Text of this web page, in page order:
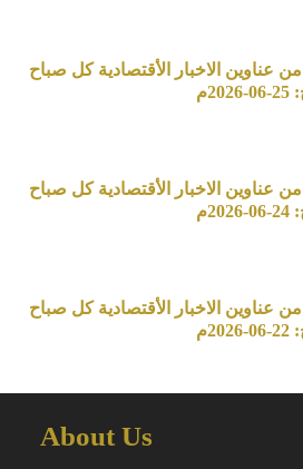
عناوين الاخبار الأقتصادية كل صباح
عناوين الاخبار الأقتصادية كل صباح
عناوين الاخبار الأقتصادية كل صباح
About Us